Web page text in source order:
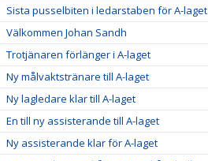
Sista pusselbiten i ledarstaben för A-laget
Välkommen Johan Sandh
Trotjänaren förlänger i A-laget
Ny målvaktstränare till A-laget
Ny lagledare klar till A-laget
En till ny assisterande till A-laget
Ny assisterande klar för A-laget